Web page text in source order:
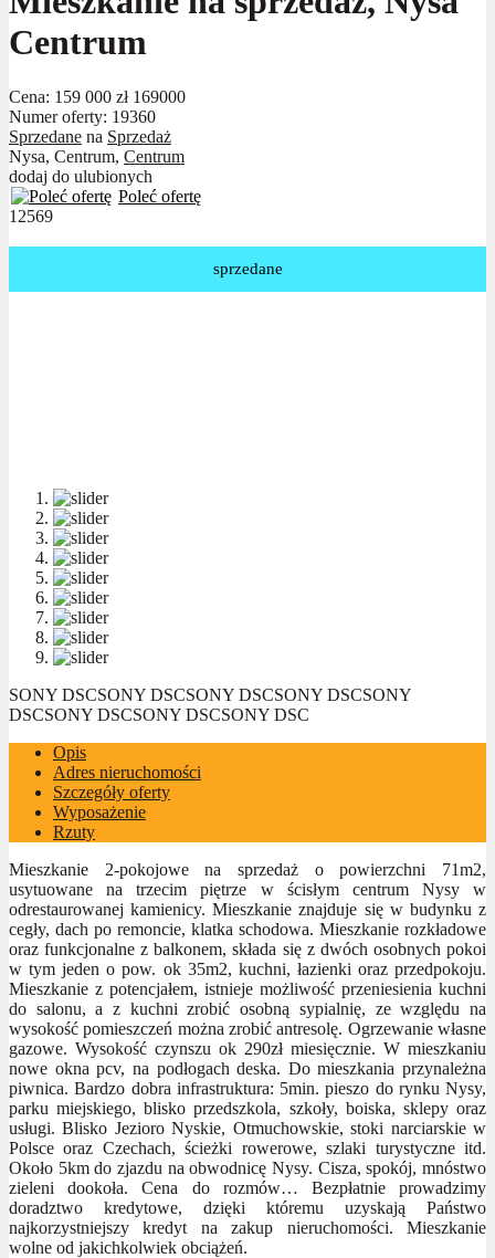
Centrum
Cena: 159 000 zł 169000
Numer oferty: 19360
Sprzedane na Sprzedaż
Nysa, Centrum, Centrum
dodaj do ulubionych
Poleć ofertę
12569
sprzedane
SONY DSCSONY DSCSONY DSCSONY DSCSONY
DSCSONY DSCSONY DSCSONY DSC
Opis
Adres nieruchomości
Szczegóły oferty
Wyposażenie
Rzuty
Mieszkanie 2-pokojowe na sprzedaż o powierzchni 71m2,
usytuowane na trzecim piętrze w ścisłym centrum Nysy w
odrestaurowanej kamienicy. Mieszkanie znajduje się w budynku z
cegły, dach po remoncie, klatka schodowa. Mieszkanie rozkładowe
oraz funkcjonalne z balkonem, składa się z dwóch osobnych pokoi
w tym jeden o pow. ok 35m2, kuchni, łazienki oraz przedpokoju.
Mieszkanie z potencjałem, istnieje możliwość przeniesienia kuchni
do salonu, a z kuchni zrobić osobną sypialnię, ze względu na
wysokość pomieszczeń można zrobić antresolę. Ogrzewanie własne
gazowe. Wysokość czynszu ok 290zł miesięcznie. W mieszkaniu
nowe okna pcv, na podłogach deska. Do mieszkania przynależna
piwnica. Bardzo dobra infrastruktura: 5min. pieszo do rynku Nysy,
parku miejskiego, blisko przedszkola, szkoły, boiska, sklepy oraz
usługi. Blisko Jezioro Nyskie, Otmuchowskie, stoki narciarskie w
Polsce oraz Czechach, ścieżki rowerowe, szlaki turystyczne itd.
Około 5km do zjazdu na obwodnicę Nysy. Cisza, spokój, mnóstwo
zieleni dookoła. Cena do rozmów… Bezpłatnie prowadzimy
doradztwo kredytowe, dzięki któremu uzyskają Państwo
najkorzystniejszy kredyt na zakup nieruchomości. Mieszkanie
wolne od jakichkolwiek obciążeń.